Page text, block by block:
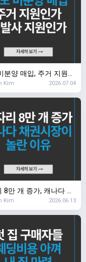
분양 매입, 주거 지원인
사 지원인가
Kim 2026.07.04
8만 개 증가, 캐나다 채
놀란 이유
Kim 2026.06.13